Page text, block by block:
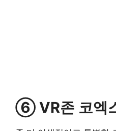
⑥ VR존 코엑